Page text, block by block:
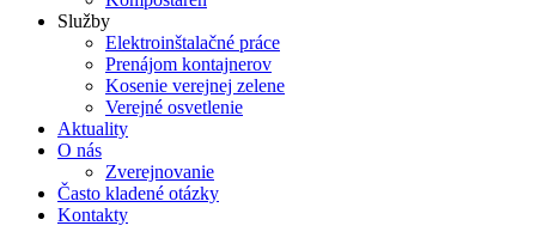
Služby
Elektroinštalačné práce
Prenájom kontajnerov
Kosenie verejnej zelene
Verejné osvetlenie
Aktuality
O nás
Zverejnovanie
Často kladené otázky
Kontakty